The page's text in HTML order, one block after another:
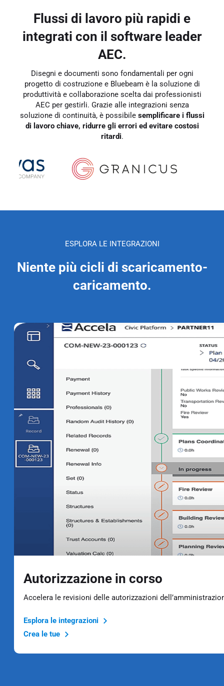
Flussi di lavoro più rapidi e
integrati con il software leader
AEC.
Disegni e documenti sono fondamentali per ogni
progetto di costruzione e Bluebeam è la soluzione di
produttività e collaborazione scelta dai professionisti
AEC per gestirli. Grazie alle integrazioni senza
soluzione di continuità, è possibile semplificare i flussi
di lavoro chiave, ridurre gli errori ed evitare costosi
ritardi.
ESPLORA LE INTEGRAZIONI
Niente più cicli di scaricamento-
caricamento.
Autorizzazione in corso
Accelera le revisioni delle autorizzazioni
Esplora le integrazioni
Crea le tue